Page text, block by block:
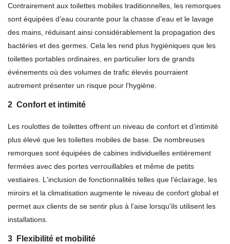
Contrairement aux toilettes mobiles traditionnelles, les remorques
sont équipées d’eau courante pour la chasse d’eau et le lavage
des mains, réduisant ainsi considérablement la propagation des
bactéries et des germes. Cela les rend plus hygiéniques que les
toilettes portables ordinaires, en particulier lors de grands
événements où des volumes de trafic élevés pourraient
autrement présenter un risque pour l'hygiène.
2 Confort et intimité
Les roulottes de toilettes offrent un niveau de confort et d’intimité
plus élevé que les toilettes mobiles de base. De nombreuses
remorques sont équipées de cabines individuelles entièrement
fermées avec des portes verrouillables et même de petits
vestiaires. L'inclusion de fonctionnalités telles que l'éclairage, les
miroirs et la climatisation augmente le niveau de confort global et
permet aux clients de se sentir plus à l'aise lorsqu'ils utilisent les
installations.
3 Flexibilité et mobilité